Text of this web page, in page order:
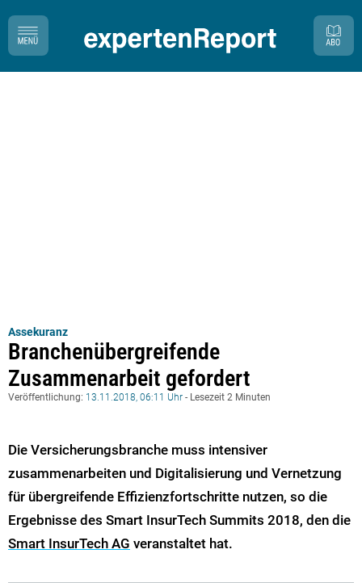
Assekuranz
Branchenübergreifende
Zusammenarbeit gefordert
Veröffentlichung: 13.11.2018, 06:11 Uhr - Lesezeit 2 Minuten
Die Versicherungsbranche muss intensiver
zusammenarbeiten und Digitalisierung und Vernetzung
für übergreifende Effizienzfortschritte nutzen, so die
Ergebnisse des Smart InsurTech Summits 2018, den die
Smart InsurTech AG veranstaltet hat.